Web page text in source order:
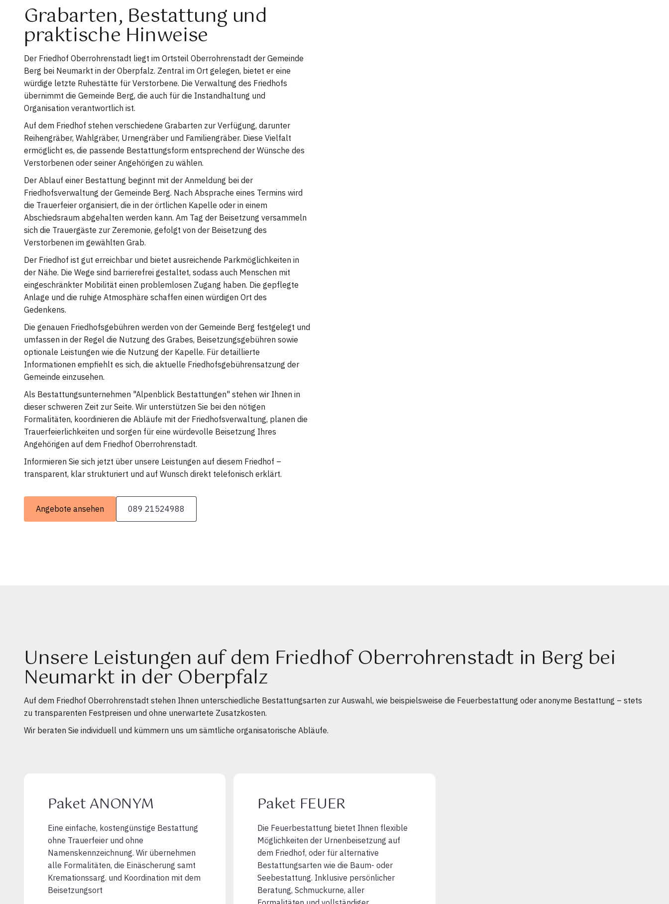
Grabarten, Bestattung und
praktische Hinweise
Der Friedhof Oberrohrenstadt liegt im Ortsteil Oberrohrenstadt der Gemeinde
Berg bei Neumarkt in der Oberpfalz. Zentral im Ort gelegen, bietet er eine
würdige letzte Ruhestätte für Verstorbene. Die Verwaltung des Friedhofs
übernimmt die Gemeinde Berg, die auch für die Instandhaltung und
Organisation verantwortlich ist.
Auf dem Friedhof stehen verschiedene Grabarten zur Verfügung, darunter
Reihengräber, Wahlgräber, Urnengräber und Familiengräber. Diese Vielfalt
ermöglicht es, die passende Bestattungsform entsprechend der Wünsche des
Verstorbenen oder seiner Angehörigen zu wählen.
Der Ablauf einer Bestattung beginnt mit der Anmeldung bei der
Friedhofsverwaltung der Gemeinde Berg. Nach Absprache eines Termins wird
die Trauerfeier organisiert, die in der örtlichen Kapelle oder in einem
Abschiedsraum abgehalten werden kann. Am Tag der Beisetzung versammeln
sich die Trauergäste zur Zeremonie, gefolgt von der Beisetzung des
Verstorbenen im gewählten Grab.
Der Friedhof ist gut erreichbar und bietet ausreichende Parkmöglichkeiten in
der Nähe. Die Wege sind barrierefrei gestaltet, sodass auch Menschen mit
eingeschränkter Mobilität einen problemlosen Zugang haben. Die gepflegte
Anlage und die ruhige Atmosphäre schaffen einen würdigen Ort des
Gedenkens.
Die genauen Friedhofsgebühren werden von der Gemeinde Berg festgelegt und
umfassen in der Regel die Nutzung des Grabes, Beisetzungsgebühren sowie
optionale Leistungen wie die Nutzung der Kapelle. Für detaillierte
Informationen empfiehlt es sich, die aktuelle Friedhofsgebührensatzung der
Gemeinde einzusehen.
Als Bestattungsunternehmen "Alpenblick Bestattungen" stehen wir Ihnen in
dieser schweren Zeit zur Seite. Wir unterstützen Sie bei den nötigen
Formalitäten, koordinieren die Abläufe mit der Friedhofsverwaltung, planen die
Trauerfeierlichkeiten und sorgen für eine würdevolle Beisetzung Ihres
Angehörigen auf dem Friedhof Oberrohrenstadt.
Informieren Sie sich jetzt über unsere Leistungen auf diesem Friedhof –
transparent, klar strukturiert und auf Wunsch direkt telefonisch erklärt.
Angebote ansehen 089 21524988
Unsere Leistungen auf dem Friedhof Oberrohrenstadt in Berg bei
Neumarkt in der Oberpfalz
Auf dem Friedhof Oberrohrenstadt stehen Ihnen unterschiedliche Bestattungsarten zur Auswahl, wie beispielsweise die Feuerbestattung oder anonyme Bestattung – stets
zu transparenten Festpreisen und ohne unerwartete Zusatzkosten.
Wir beraten Sie individuell und kümmern uns um sämtliche organisatorische Abläufe.
Paket ANONYM
Eine einfache, kostengünstige Bestattung
ohne Trauerfeier und ohne
Namenskennzeichnung. Wir übernehmen
alle Formalitäten, die Einäscherung samt
Kremationssarg. und Koordination mit dem
Beisetzungsort
Paket FEUER
Die Feuerbestattung bietet Ihnen flexible
Möglichkeiten der Urnenbeisetzung auf
dem Friedhof, oder für alternative
Bestattungsarten wie die Baum- oder
Seebestattung. Inklusive persönlicher
Beratung, Schmuckurne, aller